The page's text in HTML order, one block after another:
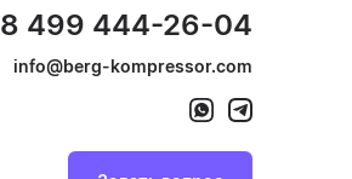
8 499 444-26-04
info@berg-kompressor.com